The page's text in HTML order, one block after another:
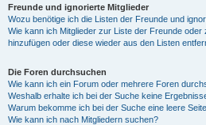
Freunde und ignorierte Mitglieder
Wozu benötige ich die Listen der Freunde und
Wie kann ich Mitglieder zur Liste der Freunde
hinzufügen oder diese wieder aus den Listen
Die Foren durchsuchen
Wie kann ich ein Forum oder mehrere Foren
Weshalb erhalte ich bei der Suche keine
Warum bekomme ich bei der Suche eine leere
Wie kann ich nach Mitgliedern suchen?